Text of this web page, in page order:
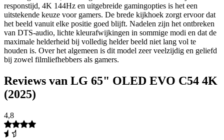
responstijd, 4K 144Hz en uitgebreide gamingopties is het een
uitstekende keuze voor gamers. De brede kijkhoek zorgt ervoor dat
het beeld vanuit elke positie goed blijft. Nadelen zijn het ontbreken
van DTS-audio, lichte kleurafwijkingen in sommige modi en dat de
maximale helderheid bij volledig helder beeld niet lang vol te
houden is. Over het algemeen is dit model zeer veelzijdig en geliefd
bij zowel filmliefhebbers als gamers.
Reviews van LG 65" OLED EVO C54 4K
(2025)
4,8